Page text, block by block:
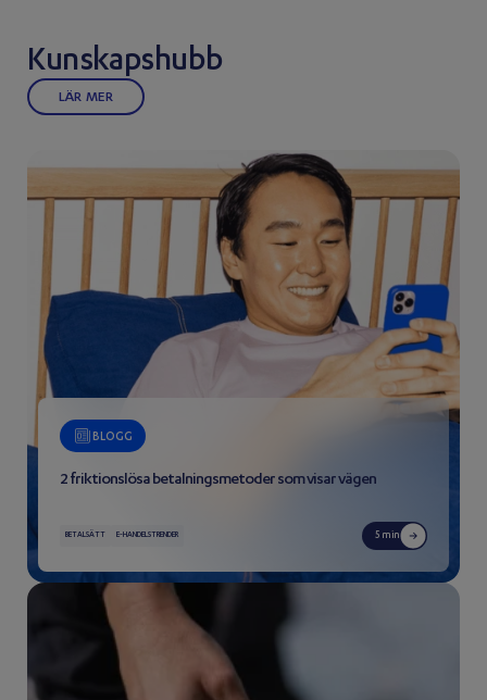
Kunskapshubb
LÄR MER
BLOGG
2 friktionslösa betalningsmetoder som visar vägen
BETALSÄTT E-HANDELSTRENDER 5 min